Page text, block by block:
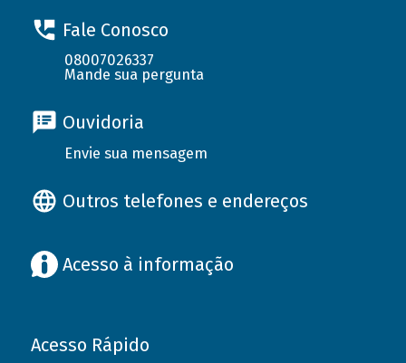
Fale Conosco
08007026337
Mande sua pergunta
Ouvidoria
Envie sua mensagem
Outros telefones e endereços
Acesso à informação
Acesso Rápido